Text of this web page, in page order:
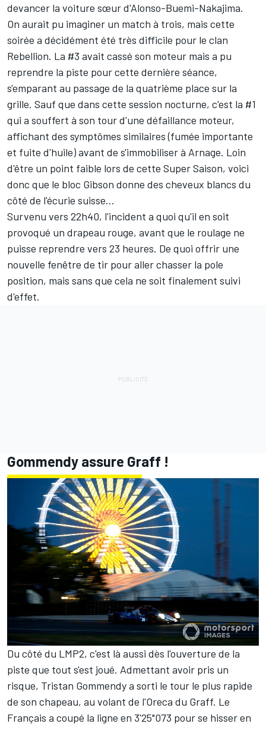
devancer la voiture sœur d'Alonso-Buemi-Nakajima.
On aurait pu imaginer un match à trois, mais cette
soirée a décidément été très difficile pour le clan
Rebellion. La #3 avait cassé son moteur mais a pu
reprendre la piste pour cette dernière séance,
s'emparant au passage de la quatrième place sur la
grille. Sauf que dans cette session nocturne, c'est la #1
qui a souffert à son tour d'une défaillance moteur,
affichant des symptômes similaires (fumée importante
et fuite d'huile) avant de s'immobiliser à Arnage. Loin
d'être un point faible lors de cette Super Saison, voici
donc que le bloc Gibson donne des cheveux blancs du
côté de l'écurie suisse...
Survenu vers 22h40, l'incident a quoi qu'il en soit
provoqué un drapeau rouge, avant que le roulage ne
puisse reprendre vers 23 heures. De quoi offrir une
nouvelle fenêtre de tir pour aller chasser la pole
position, mais sans que cela ne soit finalement suivi
d'effet.
Gommendy assure Graff !
Du côté du LMP2, c'est là aussi dès l'ouverture de la
piste que tout s'est joué. Admettant avoir pris un
risque, Tristan Gommendy a sorti le tour le plus rapide
de son chapeau, au volant de l'Oreca du Graff. Le
Français a coupé la ligne en 3'25"073 pour se hisser en